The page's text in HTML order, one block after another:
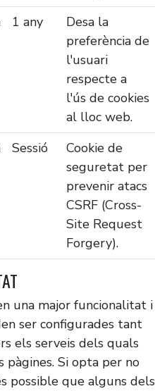
1 any
Desa la
preferència de
l'usuari
respecte a
l'ús de cookies
al lloc web.
Sessió
Cookie de
seguretat per
prevenir atacs
CSRF (Cross-
Site Request
Forgery).
una major funcionalitat i
ser configurades tant
els serveis dels quals
pàgines. Si opta per no
possible que alguns dels